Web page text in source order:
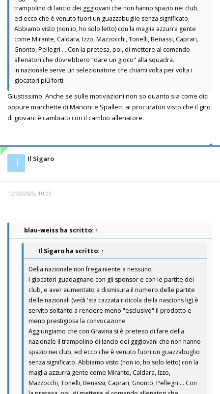
trampolino di lancio dei gggiovani che non hanno spazio nei club,
ed ecco che è venuto fuori un guazzabuglio senza significato.
Abbiamo visto (non io, ho solo letto) con la maglia azzurra gente
come Mirante, Caldara, Izzo, Mazzocchi, Tonelli, Benassi, Caprari,
Gnonto, Pellegri ... Con la pretesa, poi, di mettere al comando
allenatori che dovrebbero "dare un gioco" alla squadra.
In nazionale serve un selezionatore che chiami volta per volta i
giocatori più forti.
Giustissimo. Anche se sulle motivazioni non so quanto sia come dici
oppure marchette di Mancini e Spalletti ai procuratori visto che il giro
di giovani è cambiato con il cambio allenatore.
Il Il Sigaro
10/06/2025, 10:09
blau-weiss ha scritto: ↑
Il Sigaro ha scritto: ↑
Della nazionale non frega niente a nessuno
I giocatori guadagnano con gli sponsor e con le partite dei
club, e aver aumentato a dismisura il numero delle partite
delle nazionali (vedi 'sta cazzata ridicola della nascions lig) è
servito soltanto a rendere meno "esclusivo" il prodotto e
meno prestigiosa la convocazione
Aggiungiamo che con Gravina si è preteso di fare della
nazionale il trampolino di lancio dei gggiovani che non hanno
spazio nei club, ed ecco che è venuto fuori un guazzabuglio
senza significato. Abbiamo visto (non io, ho solo letto) con la
maglia azzurra gente come Mirante, Caldara, Izzo,
Mazzocchi, Tonelli, Benassi, Caprari, Gnonto, Pellegri ... Con